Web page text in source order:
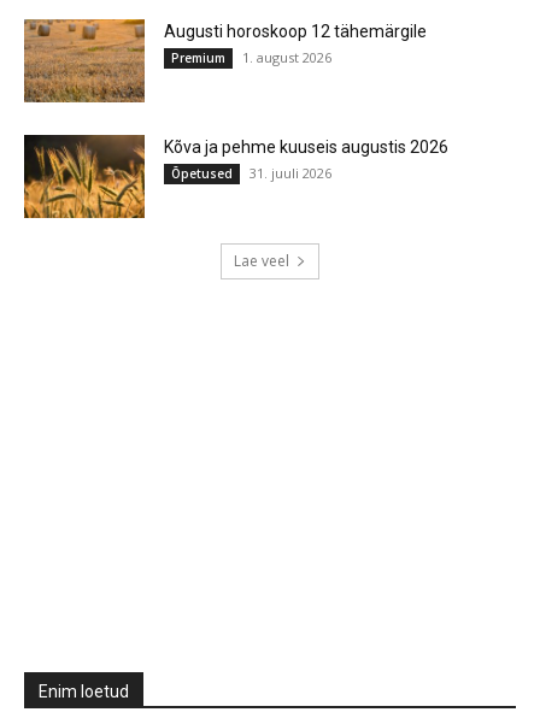
Augusti horoskoop 12 tähemärgile
Premium 1. august 2026
Kõva ja pehme kuuseis augustis 2026
Õpetused 31. juuli 2026
Lae veel
Enim loetud